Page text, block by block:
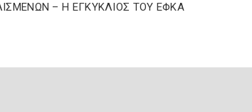
– Η ΕΓΚΥΚΛΙΟΣ ΤΟΥ ΕΦΚΑ